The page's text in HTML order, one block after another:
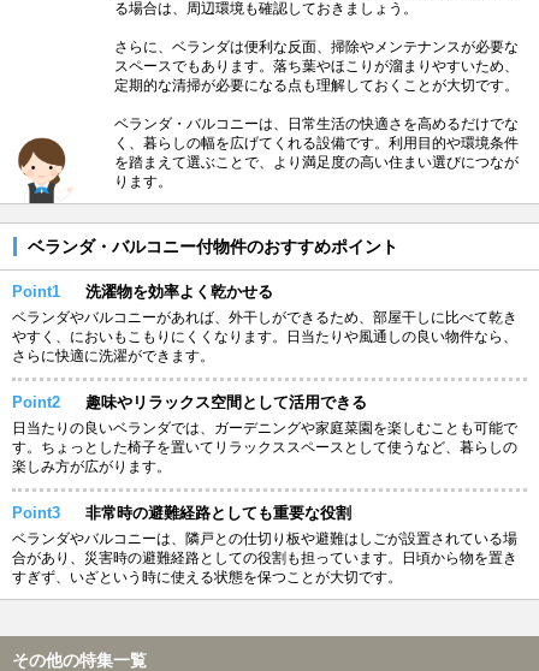
る場合は、周辺環境も確認しておきましょう。
さらに、ベランダは便利な反面、掃除やメンテナンスが必要な
スペースでもあります。落ち葉やほこりが溜まりやすいため、
定期的な清掃が必要になる点も理解しておくことが大切です。
ベランダ・バルコニーは、日常生活の快適さを高めるだけでな
く、暮らしの幅を広げてくれる設備です。利用目的や環境条件
を踏まえて選ぶことで、より満足度の高い住まい選びにつなが
ります。
ベランダ・バルコニー付物件のおすすめポイント
Point1 洗濯物を効率よく乾かせる
ベランダやバルコニーがあれば、外干しができるため、部屋干しに比べて乾き
やすく、においもこもりにくくなります。日当たりや風通しの良い物件なら、
さらに快適に洗濯ができます。
Point2 趣味やリラックス空間として活用できる
日当たりの良いベランダでは、ガーデニングや家庭菜園を楽しむことも可能で
す。ちょっとした椅子を置いてリラックススペースとして使うなど、暮らしの
楽しみ方が広がります。
Point3 非常時の避難経路としても重要な役割
ベランダやバルコニーは、隣戸との仕切り板や避難はしごが設置されている場
合があり、災害時の避難経路としての役割も担っています。日頃から物を置き
すぎず、いざという時に使える状態を保つことが大切です。
その他の特集一覧